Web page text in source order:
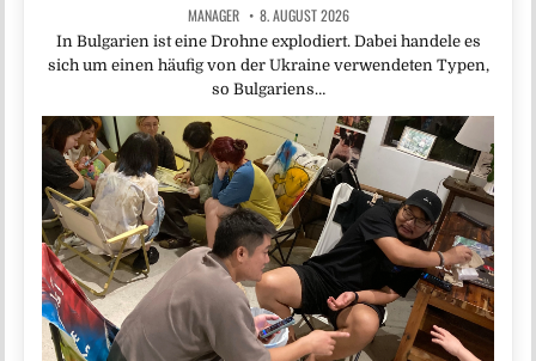
MANAGER 8. AUGUST 2026
In Bulgarien ist eine Drohne explodiert. Dabei handele es
sich um einen häufig von der Ukraine verwendeten Typen,
so Bulgariens…